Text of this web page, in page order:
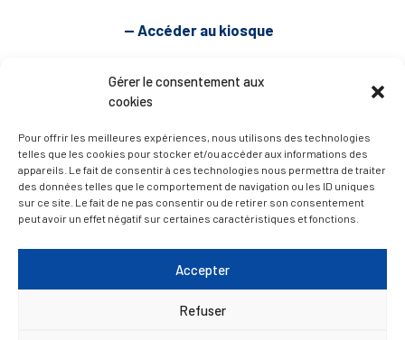
Gérer le consentement aux
cookies
Pour offrir les meilleures expériences, nous utilisons des technologies
telles que les cookies pour stocker et/ou accéder aux informations des
appareils. Le fait de consentir à ces technologies nous permettra de traiter
des données telles que le comportement de navigation ou les ID uniques
sur ce site. Le fait de ne pas consentir ou de retirer son consentement
peut avoir un effet négatif sur certaines caractéristiques et fonctions.
Accepter
Refuser
— Accéder au kiosque
D’ART ET D’HISTOIRE
— Découvrir et visiter